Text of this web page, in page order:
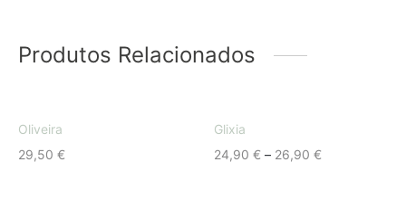
Produtos Relacionados
Oliveira
29,50 €
Glixia
24,90 € – 26,90 €